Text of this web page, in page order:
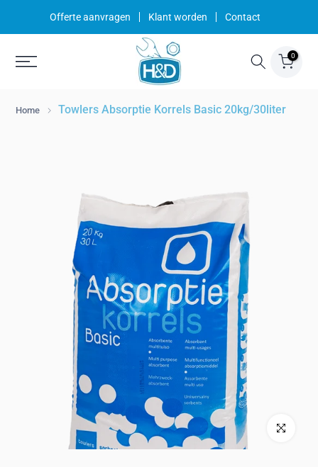
Offerte aanvragen Klant worden Contact
0
Home Towlers Absorptie Korrels Basic 20kg/30liter
Klik om te